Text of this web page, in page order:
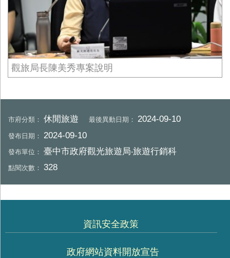
觀旅局長陳美秀專案說明
市府分類：休閒旅遊 最後異動日期：2024-09-10
發布日期： 2024-09-10
發布單位：臺中市政府觀光旅遊局‧旅遊行銷科
點閱次數：328
資訊安全政策
政府網站資料開放宣告